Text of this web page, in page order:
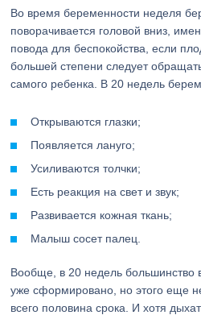
Во время беременности неделя
поворачивается головой вниз,
повода для беспокойства, если
большей степени следует
самого ребенка. В 20 недель
Открываются глазки;
Появляется лануго;
Усиливаются толчки;
Есть реакция на свет и звук;
Развивается кожная ткань;
Малыш сосет палец.
Вообще, в 20 недель большинство
уже сформировано, но этого еще
всего половина срока. И хотя